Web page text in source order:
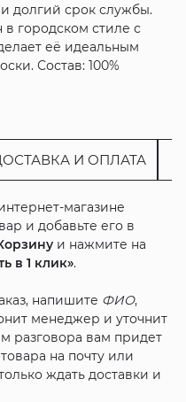
долгий срок службы.
городском стиле с
её идеальным
Состав: 100%
И ОПЛАТА
магазине
и добавьте его в
и нажмите на
в 1 клик».
напишите ФИО,
менеджер и уточнит
разговора вам придет
на почту или
ждать доставки и